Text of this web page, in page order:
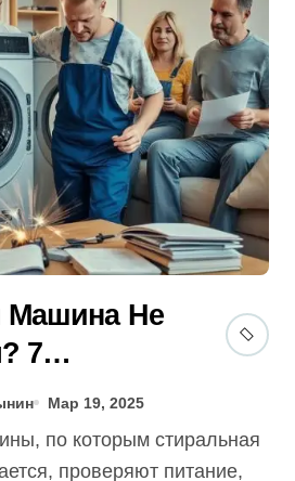
Машина Не
7
2025]
Мар 19, 2025
проверяют питание,